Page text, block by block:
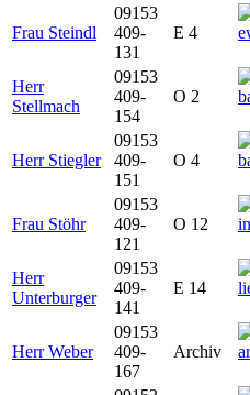
Frau Steindl
09153
409-
131
E 4
Herr
Stellmach
09153
409-
154
O 2
Herr Stiegler
09153
409-
151
O 4
Frau Stöhr
09153
409-
121
O 12
Herr
Unterburger
09153
409-
141
E 14
Herr Weber
09153
409-
167
Archiv